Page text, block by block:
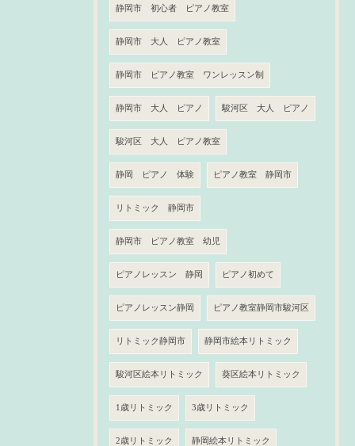
静岡市 初心者 ピアノ教室
静岡市 大人 ピアノ教室
静岡市 ピアノ教室 ワンレッスン制
静岡市 大人 ピアノ 駿河区 大人 ピアノ
駿河区 大人 ピアノ教室
静岡 ピアノ 体験 ピアノ教室 静岡市
リトミック 静岡市
静岡市 ピアノ教室 幼児
ピアノレッスン 静岡 ピアノ初めて
ピアノレッスン静岡 ピアノ教室静岡市駿河区
リトミック静岡市 静岡市絵本リトミック
駿河区絵本リトミック 葵区絵本リトミック
1歳リトミック 3歳リトミック
2歳リトミック 静岡絵本リトミック